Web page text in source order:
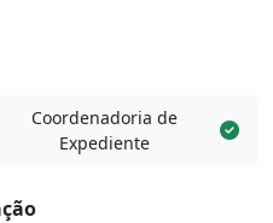
Coordenadoria de
Expediente